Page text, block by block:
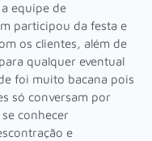
equipe de
participou da festa e
os clientes, além de
qualquer eventual
foi muito bacana pois
só conversam por
conhecer
e